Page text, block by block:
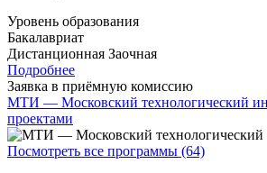
Уровень образования
Бакалавриат
Дистанционная Заочная
Подробнее
Заявка в приёмную комиссию
МТИ — Московский технологический
проектами
Посмотреть все программы (64)